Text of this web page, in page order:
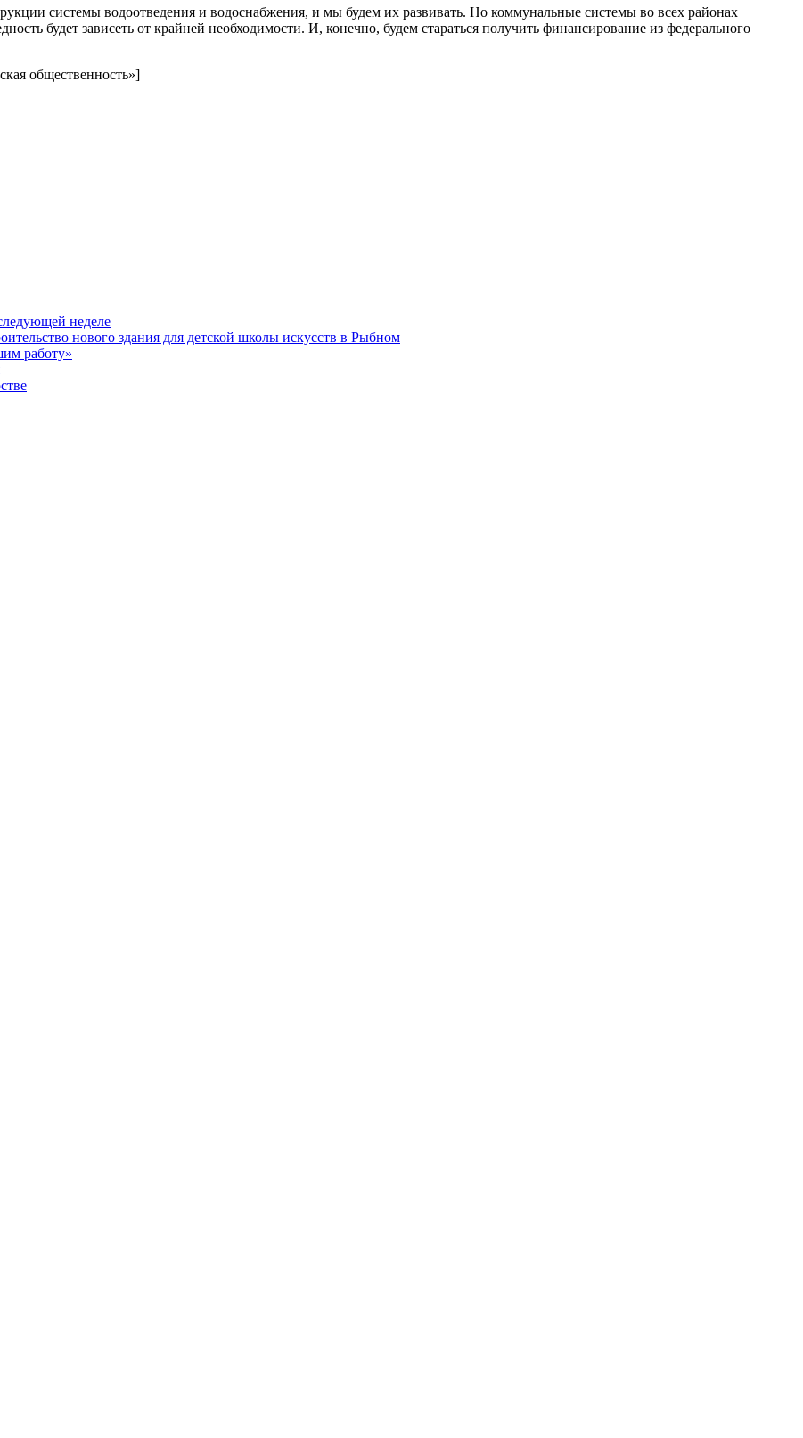
системы водоотведения и водоснабжения, и мы будем их развивать. Но коммунальные системы во всех районах
будет зависеть от крайней необходимости. И, конечно, будем стараться получить финансирование из федерального
общественность»]
неделе
нового здания для детской школы искусств в Рыбном
работу»